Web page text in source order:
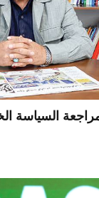
السياسة